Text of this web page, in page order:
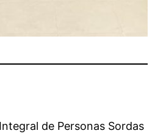
de Personas Sordas